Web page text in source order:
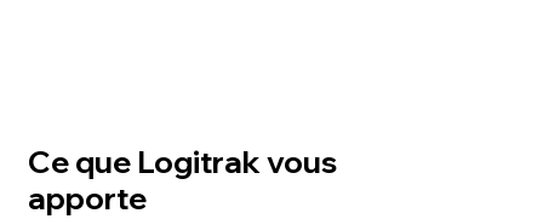
Ce que Logitrak vous
apporte